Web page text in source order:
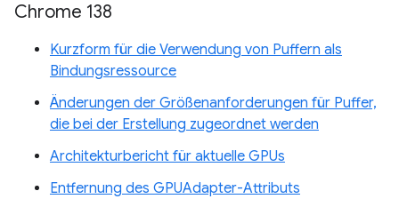
Chrome 138
Kurzform für die Verwendung von Puffern als
Bindungsressource
Änderungen der Größenanforderungen für Puffer,
die bei der Erstellung zugeordnet werden
Architekturbericht für aktuelle GPUs
Entfernung des GPUAdapter-Attributs